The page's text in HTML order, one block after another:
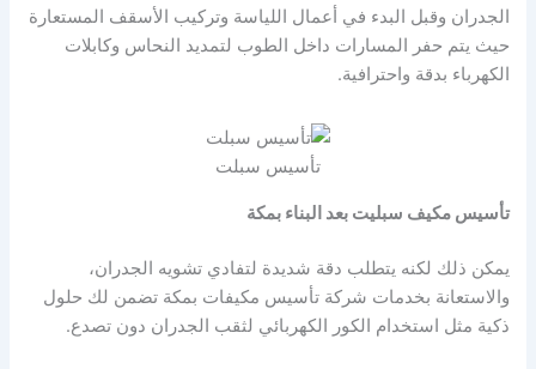
الجدران وقبل البدء في أعمال اللياسة وتركيب الأسقف المستعارة
حيث يتم حفر المسارات داخل الطوب لتمديد النحاس وكابلات
الكهرباء بدقة واحترافية.
تأسيس سبلت
تأسيس مكيف سبليت بعد البناء بمكة
يمكن ذلك لكنه يتطلب دقة شديدة لتفادي تشويه الجدران،
والاستعانة بخدمات شركة تأسيس مكيفات بمكة تضمن لك حلول
ذكية مثل استخدام الكور الكهربائي لثقب الجدران دون تصدع.